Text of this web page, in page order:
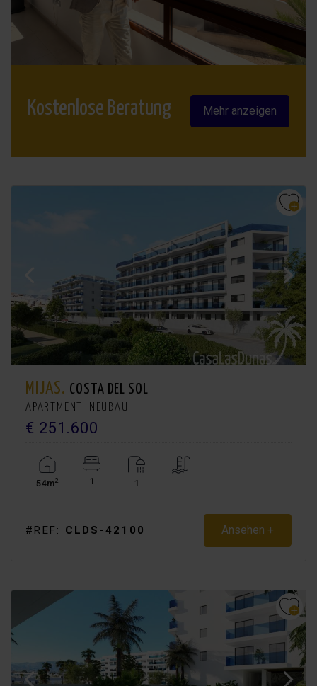
Kostenlose Beratung Mehr anzeigen
MIJAS. COSTA DEL SOL
APARTMENT. NEUBAU
€ 251.600
54m2 1 1
#REF: CLDS-42100 Ansehen +